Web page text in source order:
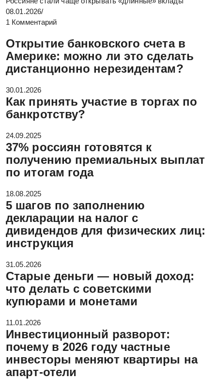
08.01.2026/
1 Комментарий
Открытие банковского счета в
Америке: можно ли это сделать
дистанционно нерезидентам?
30.01.2026
Как принять участие в торгах по
банкротству?
24.09.2025
37% россиян готовятся к
получению премиальных выплат
по итогам года
18.08.2025
5 шагов по заполнению
декларации на налог с
дивидендов для физических лиц:
инструкция
31.05.2026
Старые деньги — новый доход:
что делать с советскими
купюрами и монетами
11.01.2026
Инвестиционный разворот:
почему в 2026 году частные
инвесторы меняют квартиры на
апарт-отели